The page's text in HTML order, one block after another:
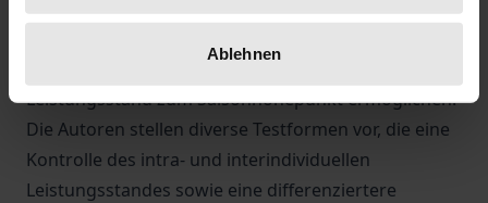
Ablehnen
Leistungsstand zum Saisonhöhepunkt ermöglichen.
Die Autoren stellen diverse Testformen vor, die eine
Kontrolle des intra- und interindividuellen
Leistungsstandes sowie eine differenziertere